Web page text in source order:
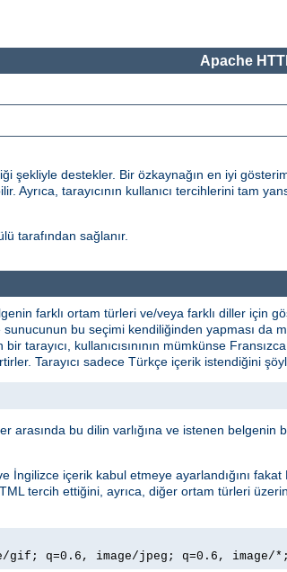
Apache
şekliyle destekler. Bir özkaynağın en iyi
tarayıcının kullanıcı tercihlerini tam
tarafından sağlanır.
farklı ortam türleri ve/veya farklı diller için
bu seçimi kendiliğinden yapması da
tarayıcı, kullanıcısınının mümkünse
Tarayıcı sadece Türkçe içerik istendiğini
bu dilin varlığına ve istenen belgenin
İngilizce içerik kabul etmeye ayarlandığını
tercih ettiğini, ayrıca, diğer ortam türleri
q=0.6, image/jpeg; q=0.6, image/